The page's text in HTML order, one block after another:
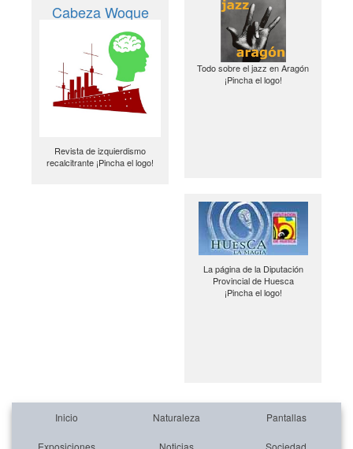
Cabeza Woque
Revista de izquierdismo
recalcitrante ¡Pincha el logo!
Todo sobre el jazz en Aragón
¡Pincha el logo!
La página de la Diputación
Provincial de Huesca
¡Pincha el logo!
Inicio Naturaleza Pantallas
Exposiciones Noticias Sociedad